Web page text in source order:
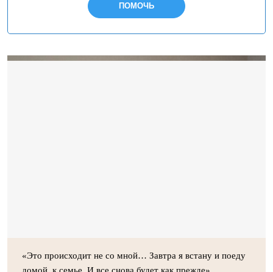
ПОМОЧЬ
«Это происходит не со мной… Завтра я встану и поеду